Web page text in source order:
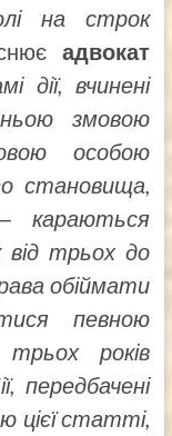
на строк
адвокат
дії, вчинені
змовою
особою
становища,
караються
від трьох до
обіймати
певною
років
передбачені
цієї статті,